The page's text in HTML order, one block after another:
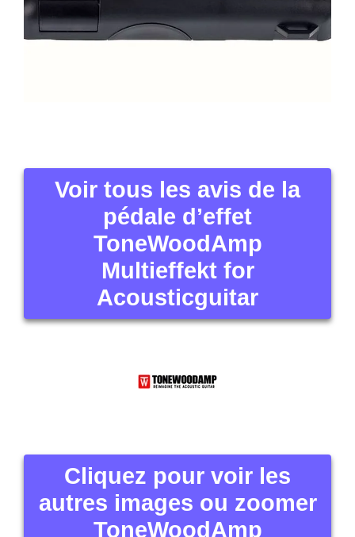
Voir tous les avis de la
pédale d’effet
ToneWoodAmp
Multieffekt for
Acousticguitar
Cliquez pour voir les
autres images ou zoomer
ToneWoodAmp